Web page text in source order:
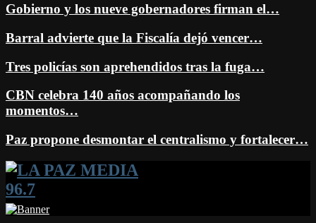
Gobierno y los nueve gobernadores firman el…
Barral advierte que la Fiscalía dejó vencer…
Tres policías son aprehendidos tras la fuga…
CBN celebra 140 años acompañando los
momentos…
Paz propone desmontar el centralismo y fortalecer…
Facebook
Twitter
Instagram
Youtube
Email
Twitch
Whatsapp